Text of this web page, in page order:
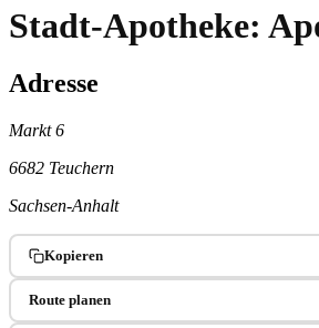
Stadt-Apotheke:
Adresse
Markt 6
6682 Teuchern
Sachsen-Anhalt
Kopieren
Route planen